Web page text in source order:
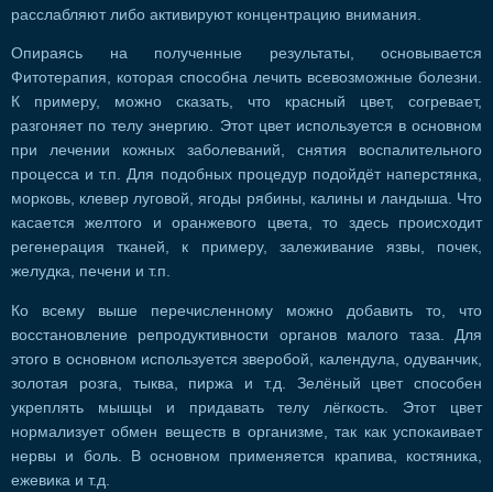
расслабляют либо активируют концентрацию внимания.
Опираясь на полученные результаты, основывается
Фитотерапия, которая способна лечить всевозможные болезни.
К примеру, можно сказать, что красный цвет, согревает,
разгоняет по телу энергию. Этот цвет используется в основном
при лечении кожных заболеваний, снятия воспалительного
процесса и т.п. Для подобных процедур подойдёт наперстянка,
морковь, клевер луговой, ягоды рябины, калины и ландыша. Что
касается желтого и оранжевого цвета, то здесь происходит
регенерация тканей, к примеру, залеживание язвы, почек,
желудка, печени и т.п.
Ко всему выше перечисленному можно добавить то, что
восстановление репродуктивности органов малого таза. Для
этого в основном используется зверобой, календула, одуванчик,
золотая розга, тыква, пиржа и т.д. Зелёный цвет способен
укреплять мышцы и придавать телу лёгкость. Этот цвет
нормализует обмен веществ в организме, так как успокаивает
нервы и боль. В основном применяется крапива, костяника,
ежевика и т.д.